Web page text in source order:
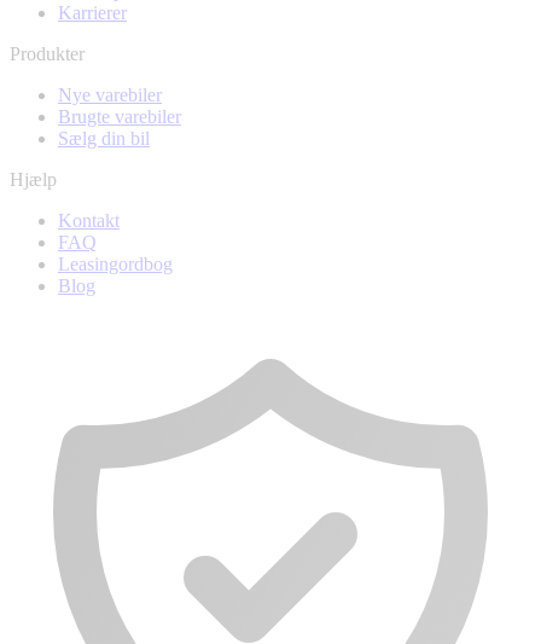
Karrierer
Produkter
Nye varebiler
Brugte varebiler
Sælg din bil
Hjælp
Kontakt
FAQ
Leasingordbog
Blog